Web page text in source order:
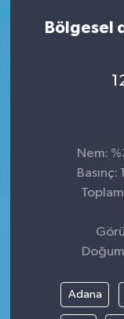
Bölgesel
Nem:
Adana